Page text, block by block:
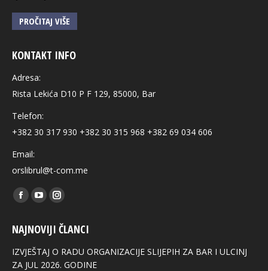
PROČITAJ VIŠE
KONTAKT INFO
Adresa:
Rista Lekića D10 P F 129, 85000, Bar
Telefon:
+382 30 317 930 +382 30 315 968 +382 69 034 606
Email:
orslibrul@t-com.me
Find us on:
Facebook
opens
in
new
YouTube
opens
in
new
Instagram
opens
in
new
NAJNOVIJI ČLANCI
IZVJEŠTAJ O RADU ORGANIZACIJE SLIJEPIH ZA BAR I ULCINJ
ZA JUL 2026. GODINE